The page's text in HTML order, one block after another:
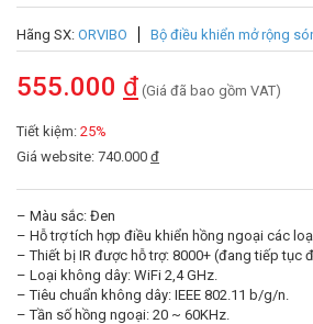
Hãng SX: ORVIBO Bộ điều khiển mở rộng
555.000 đ (Giá đã bao gồm VAT)
Tiết kiệm: 25%
Giá website: 740.000 đ
– Màu sắc: Đen
– Hỗ trợ tích hợp điều khiển hồng ngoại các
– Thiết bị IR được hỗ trợ: 8000+ (đang tiếp tục
– Loại không dây: WiFi 2,4 GHz.
– Tiêu chuẩn không dây: IEEE 802.11 b/g/n.
– Tần số hồng ngoại: 20 ~ 60KHz.